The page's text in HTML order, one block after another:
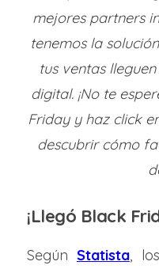
mejores partners
tenemos la
tus ventas
digital. ¡No te
Friday y haz click
descubrir cómo
¡Llegó Black
Según Statista,